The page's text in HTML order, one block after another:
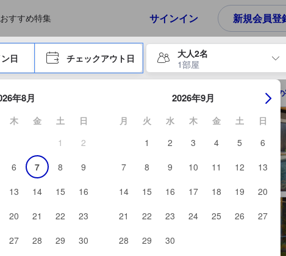
おすすめ特集 サインイン 新規会員登
ーを押して内容を確定して、検索します。
日 チェックアウト日
大人2名
1部屋
日付選択画面の操作を開始します。方向キーを使用して、チェック
年8月
木 金 土
日
1
2
6 7 8
9
13 14 15
16
20 21 22
23
27 28 29
30
2026年9月
月 火 水 木 金 土
日
1
2 3 4 5
6
7
8 9 10 11 12
13
14
15 16 17 18 19
20
21
22 23 24 25 26
27
28
29 30
嬉野